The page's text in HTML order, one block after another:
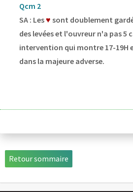
Qcm 2
SA : Les♥ sont doublement
des levées et l'ouvreur n'a pas 5
intervention qui montre 17-19H
dans la majeure adverse.
Retour sommaire